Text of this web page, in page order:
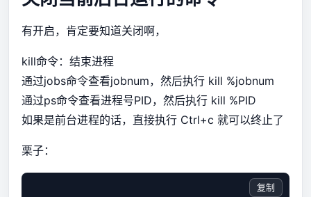
有开启，肯定要知道关闭啊，
kill命令：结束进程
通过jobs命令查看jobnum，然后执行 kill %jobnum
通过ps命令查看进程号PID，然后执行 kill %PID
如果是前台进程的话，直接执行 Ctrl+c 就可以终止了
栗子：
复制